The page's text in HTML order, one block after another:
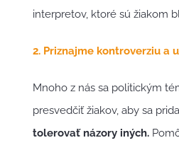
interpretov, ktoré sú žiakom
2. Priznajme kontroverziu a
Mnoho z nás sa politickým
presvedčiť žiakov, aby sa
tolerovať názory iných.